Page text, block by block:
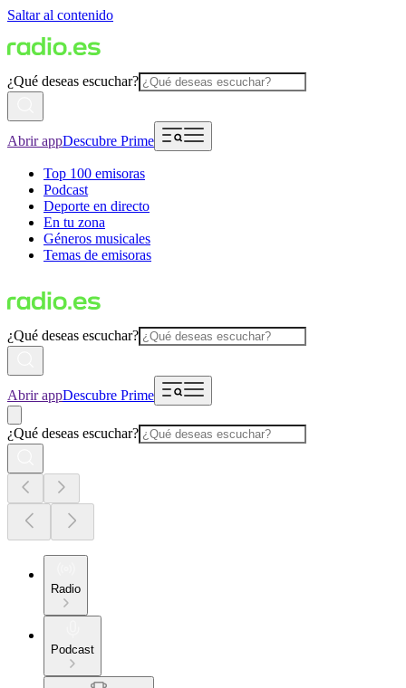
Saltar al contenido
¿Qué deseas escuchar?
Abrir appDescubre Prime
Top 100 emisoras
Podcast
Deporte en directo
En tu zona
Géneros musicales
Temas de emisoras
¿Qué deseas escuchar?
Abrir appDescubre Prime
¿Qué deseas escuchar?
Radio
Podcast